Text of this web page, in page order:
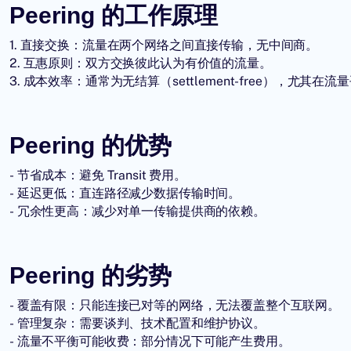
Peering 的工作原理
1. 直接交换：流量在两个网络之间直接传输，无中间商。
2. 互惠原则：双方交换彼此认为有价值的流量。
3. 成本效率：通常为无结算（settlement-free），尤其在流量
Peering 的优势
- 节省成本：避免 Transit 费用。
- 延迟更低：直连路径减少数据传输时间。
- 冗余性更高：减少对单一传输提供商的依赖。
Peering 的劣势
- 覆盖有限：只能连接已对等的网络，无法覆盖整个互联网。
- 管理复杂：需要谈判、技术配置和维护协议。
- 流量不平衡可能收费：部分情况下可能产生费用。